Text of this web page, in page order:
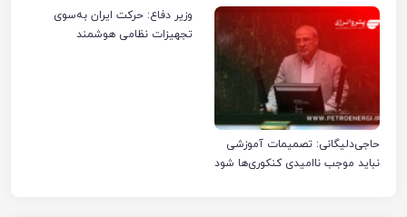
حاجی‌دلیگانی: تصمیمات آموزشی
نباید موجب ناامیدی کنکوری‌ها شود
وزیر دفاع: حرکت ایران به‌سوی
تجهیزات نظامی هوشمند